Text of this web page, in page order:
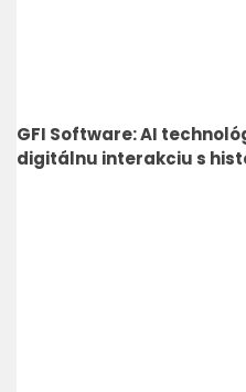
GFI Software: AI
digitálnu interakciu s